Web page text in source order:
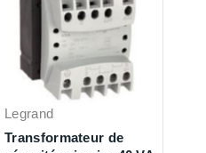
Legrand
Transformateur de